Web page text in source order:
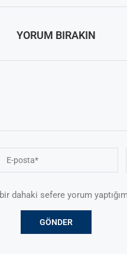
YORUM BIRAKIN
dahaki sefere yorum